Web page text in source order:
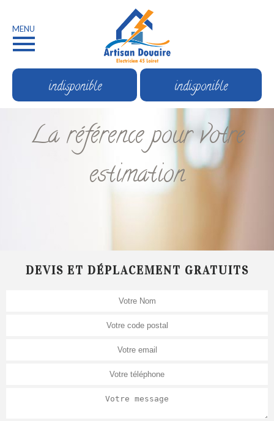
MENU
indisponible indisponible
La référence pour votre
estimation
DEVIS ET DÉPLACEMENT GRATUITS